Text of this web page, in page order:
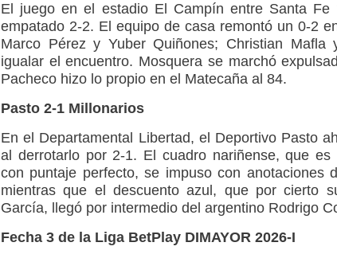
El juego en el estadio El Campín entre Santa Fe
empatado 2-2. El equipo de casa remontó un 0-2
Marco Pérez y Yuber Quiñones; Christian Mafla
igualar el encuentro. Mosquera se marchó
Pacheco hizo lo propio en el Matecaña al 84.
Pasto 2-1 Millonarios
En el Departamental Libertad, el Deportivo Pasto
al derrotarlo por 2-1. El cuadro nariñense, que
con puntaje perfecto, se impuso con anotaciones
mientras que el descuento azul, que por cierto
García, llegó por intermedio del argentino Rodrigo
Fecha 3 de la Liga BetPlay DIMAYOR 2026-I